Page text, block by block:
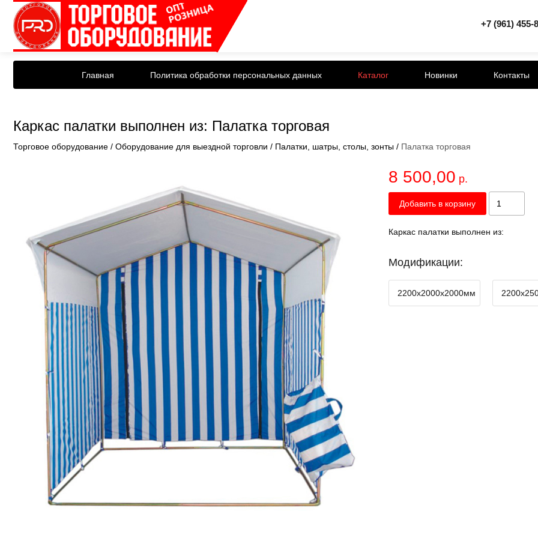
+7 (961) 455-
Главная Политика обработки персональных данных Каталог Новинки Контакты
Каркас палатки выполнен из: Палатка торговая
Торговое оборудование / Оборудование для выездной торговли / Палатки, шатры, столы, зонты / Палатка торговая
8 500,00 р.
Добавить в корзину
Каркас палатки выполнен из:
Модификации:
2200х2000х2000мм